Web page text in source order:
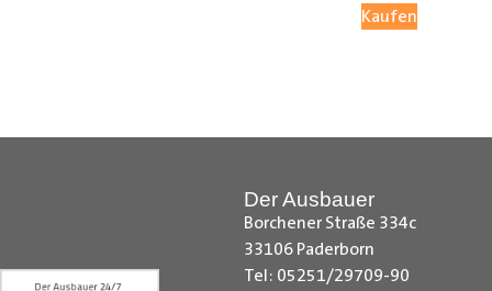
Radkastenschutz: In Ihrem
Ø Mit werkseitigen
Kaufen
Der Ausbauer
Borchener Straße 334c
33106 Paderborn
Tel: 05251/29709-90